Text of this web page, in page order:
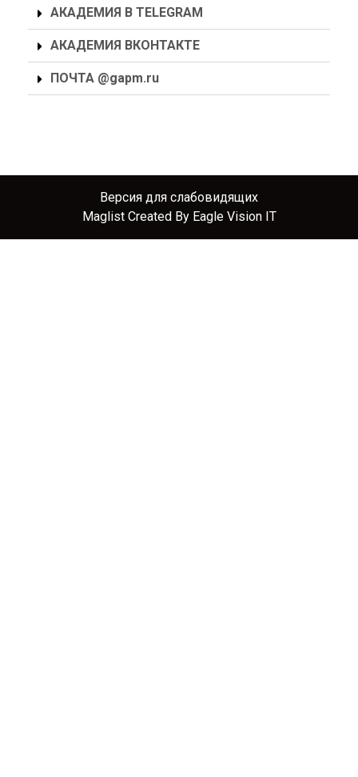
АКАДЕМИЯ В TELEGRAM
АКАДЕМИЯ ВКОНТАКТЕ
ПОЧТА @gapm.ru
Версия для слабовидящих
Maglist Created By Eagle Vision IT